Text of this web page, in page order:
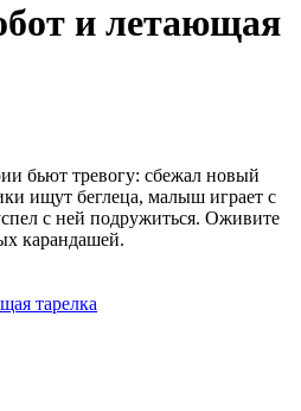
и летающая
бьют тревогу: сбежал новый
ищут беглеца, малыш играет с
с ней подружиться. Оживите
карандашей.